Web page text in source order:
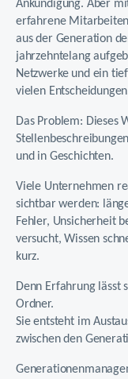
Ankündigung. Aber
erfahrene
aus der Generation
jahrzehntelang
Netzwerke und ein
vielen
Das Problem: Dieses
und in Geschichten.
Viele Unternehmen
sichtbar werden:
Fehler, Unsicherheit
versucht, Wissen
kurz.
Denn Erfahrung lässt
Ordner.
Sie entsteht im
zwischen den